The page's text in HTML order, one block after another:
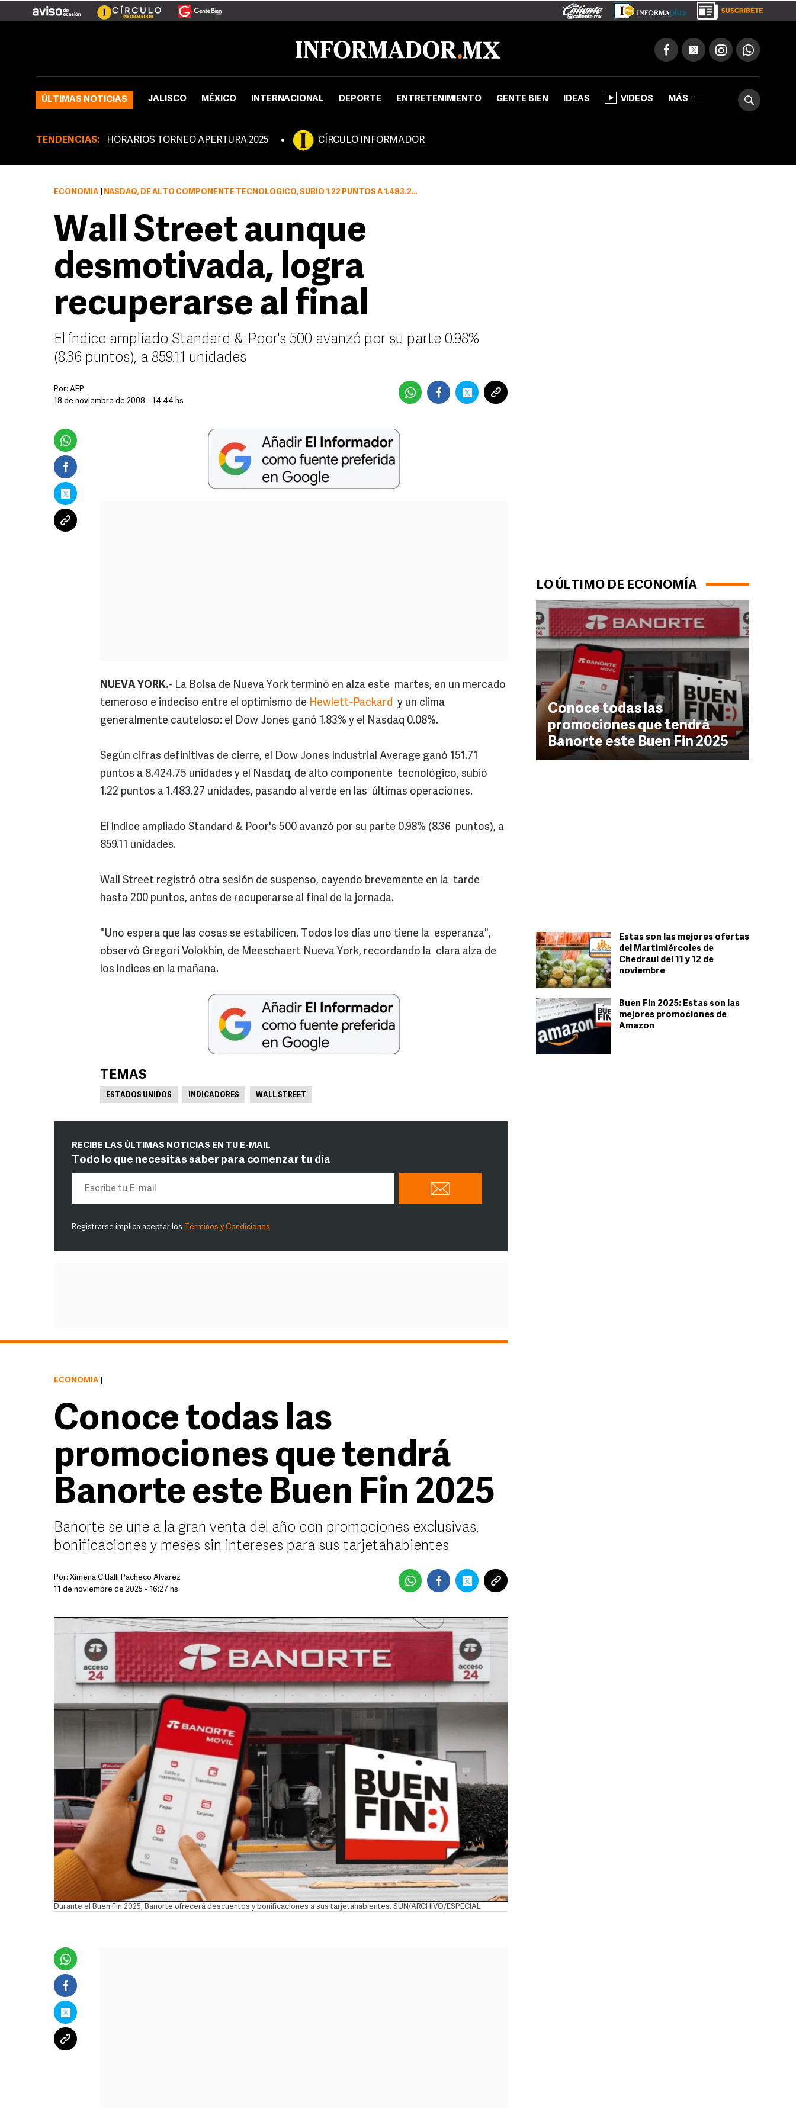
ÚLTIMAS NOTICIAS JALISCO MÉXICO INTERNACIONAL DEPORTE ENTRETENIMIENTO GENTE BIEN IDEAS VIDEOS MÁS
TENDENCIAS: HORARIOS TORNEO APERTURA 2025 CÍRCULO INFORMADOR
LO ÚLTIMO DE ECONOMÍA
Conoce todas las
promociones que tendrá
Banorte este Buen Fin 2025
Estas son las mejores ofertas
del Martimiércoles de
Chedraui del 11 y 12 de
noviembre
Buen Fin 2025: Estas son las
mejores promociones de
Amazon
ECONOMÍA NASDAQ, DE ALTO COMPONENTE TECNOLÓGICO, SUBIÓ 1.22 PUNTOS A 1.483.27 UNIDADES
Wall Street aunque
desmotivada, logra
recuperarse al final
El índice ampliado Standard & Poor's 500 avanzó por su parte 0.98%
(8.36 puntos), a 859.11 unidades
Por: AFP
18 de noviembre de 2008 - 14:44 hs
NUEVA YORK.- La Bolsa de Nueva York terminó en alza este martes, en un mercado
temeroso e indeciso entre el optimismo de Hewlett-Packard y un clima
generalmente cauteloso: el Dow Jones ganó 1.83% y el Nasdaq 0.08%.
Según cifras definitivas de cierre, el Dow Jones Industrial Average ganó 151.71
puntos a 8.424.75 unidades y el Nasdaq, de alto componente tecnológico, subió
1.22 puntos a 1.483.27 unidades, pasando al verde en las últimas operaciones.
El índice ampliado Standard & Poor's 500 avanzó por su parte 0.98% (8.36 puntos), a
859.11 unidades.
Wall Street registró otra sesión de suspenso, cayendo brevemente en la tarde
hasta 200 puntos, antes de recuperarse al final de la jornada.
"Uno espera que las cosas se estabilicen. Todos los días uno tiene la esperanza",
observó Gregori Volokhin, de Meeschaert Nueva York, recordando la clara alza de
los índices en la mañana.
TEMAS
ESTADOS UNIDOS INDICADORES WALL STREET
RECIBE LAS ÚLTIMAS NOTICIAS EN TU E-MAIL
Todo lo que necesitas saber para comenzar tu día
Registrarse implica aceptar los Términos y Condiciones
ECONOMÍA
Conoce todas las
promociones que tendrá
Banorte este Buen Fin 2025
Banorte se une a la gran venta del año con promociones exclusivas,
bonificaciones y meses sin intereses para sus tarjetahabientes
Por: Ximena Citlalli Pacheco Álvarez
11 de noviembre de 2025 - 16:27 hs
Durante el Buen Fin 2025, Banorte ofrecerá descuentos y bonificaciones a sus tarjetahabientes. SUN/ARCHIVO/ESPECIAL